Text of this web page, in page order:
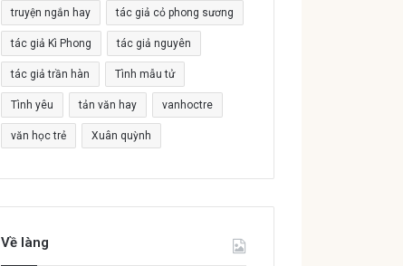
truyện ngắn hay tác giả cỏ phong sương
tác giả Kì Phong tác giả nguyên
tác giả trần hàn Tình mẫu tử
Tình yêu tản văn hay vanhoctre
văn học trẻ Xuân quỳnh
Về làng